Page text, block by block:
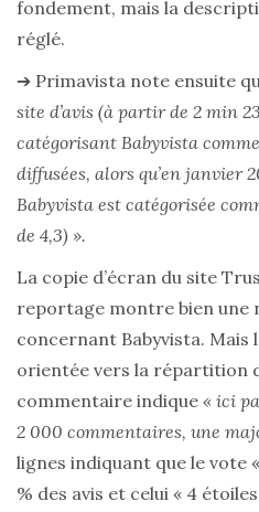
fondement, mais la
réglé.
➔ Primavista note ensuite
site d’avis (à partir de 2 min
catégorisant Babyvista
diffusées, alors qu’en janvier
Babyvista est catégorisée
de 4,3) ».
La copie d’écran du site
reportage montre bien une
concernant Babyvista. Mais
orientée vers la répartition
commentaire indique « ici
2 000 commentaires, une
lignes indiquant que le vote
% des avis et celui « 4